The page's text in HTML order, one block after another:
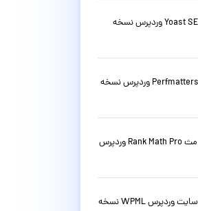
افزونه فارسی سئو Yoast SEO Premium وردپرس نسخه
افزونه افزایش سرعت وبسایت Perfmatters وردپرس نسخه
دانلود افزونه سئو حرفه ای رنک مث Rank Math Pro وردپرس
افزونه قدرتمند چند زبانه کردن سایت وردپرس WPML نسخه